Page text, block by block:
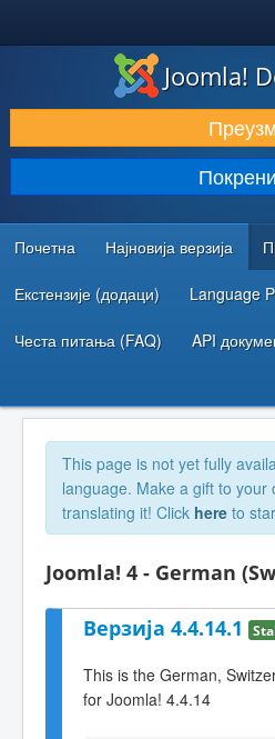
ПРЕУЗИМАЊЕ И ПРОШИРЕЊА
ОТКРИЈТЕ И НАУЧИТЕ
ЗАЈЕДНИЦА И ПОДРШКА
РЕСУРСИ ЗА РАЗВОЈ
Joomla!
Покрени
Почетна Најновија верзија
Екстензије (додаци) Language
Честа питања (FAQ) API
This page is not yet fully
language. Make a gift to your
translating it! Click here to
Joomla! 4 - German
Верзија 4.4.14.1
This is the German,
for Joomla! 4.4.14